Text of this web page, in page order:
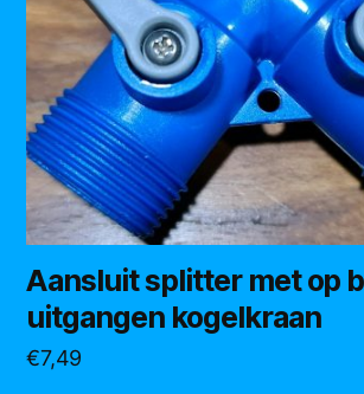
Aansluit splitter met op
uitgangen kogelkraan
€7,49